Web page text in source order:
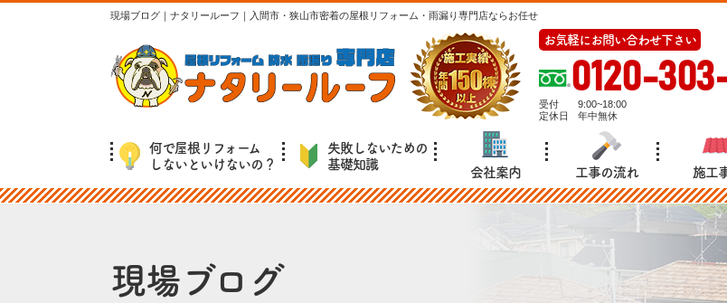
現場ブログ｜ナタリールーフ｜入間市・狭山市密着の屋根リフォーム・雨漏り専門店ならお任せ
お気軽にお問い合わせ下さい
0120-
受付
9:00~18:00
定休日
年中無休
何で屋根リフォーム
しないといけないの？
失敗しないための
基礎知識
会社案内 工事の流れ 施工
現場ブログ